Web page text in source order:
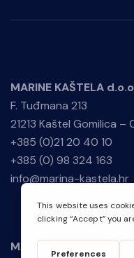
MARINE KAŠTELA
F. Tuđmana 213
21213 Kaštel Gomilica –
+385 (0)21 20 40 10
+385 (0) 98 324 163
info@marina-kastela.hr
MARINE KAŠTELA ©